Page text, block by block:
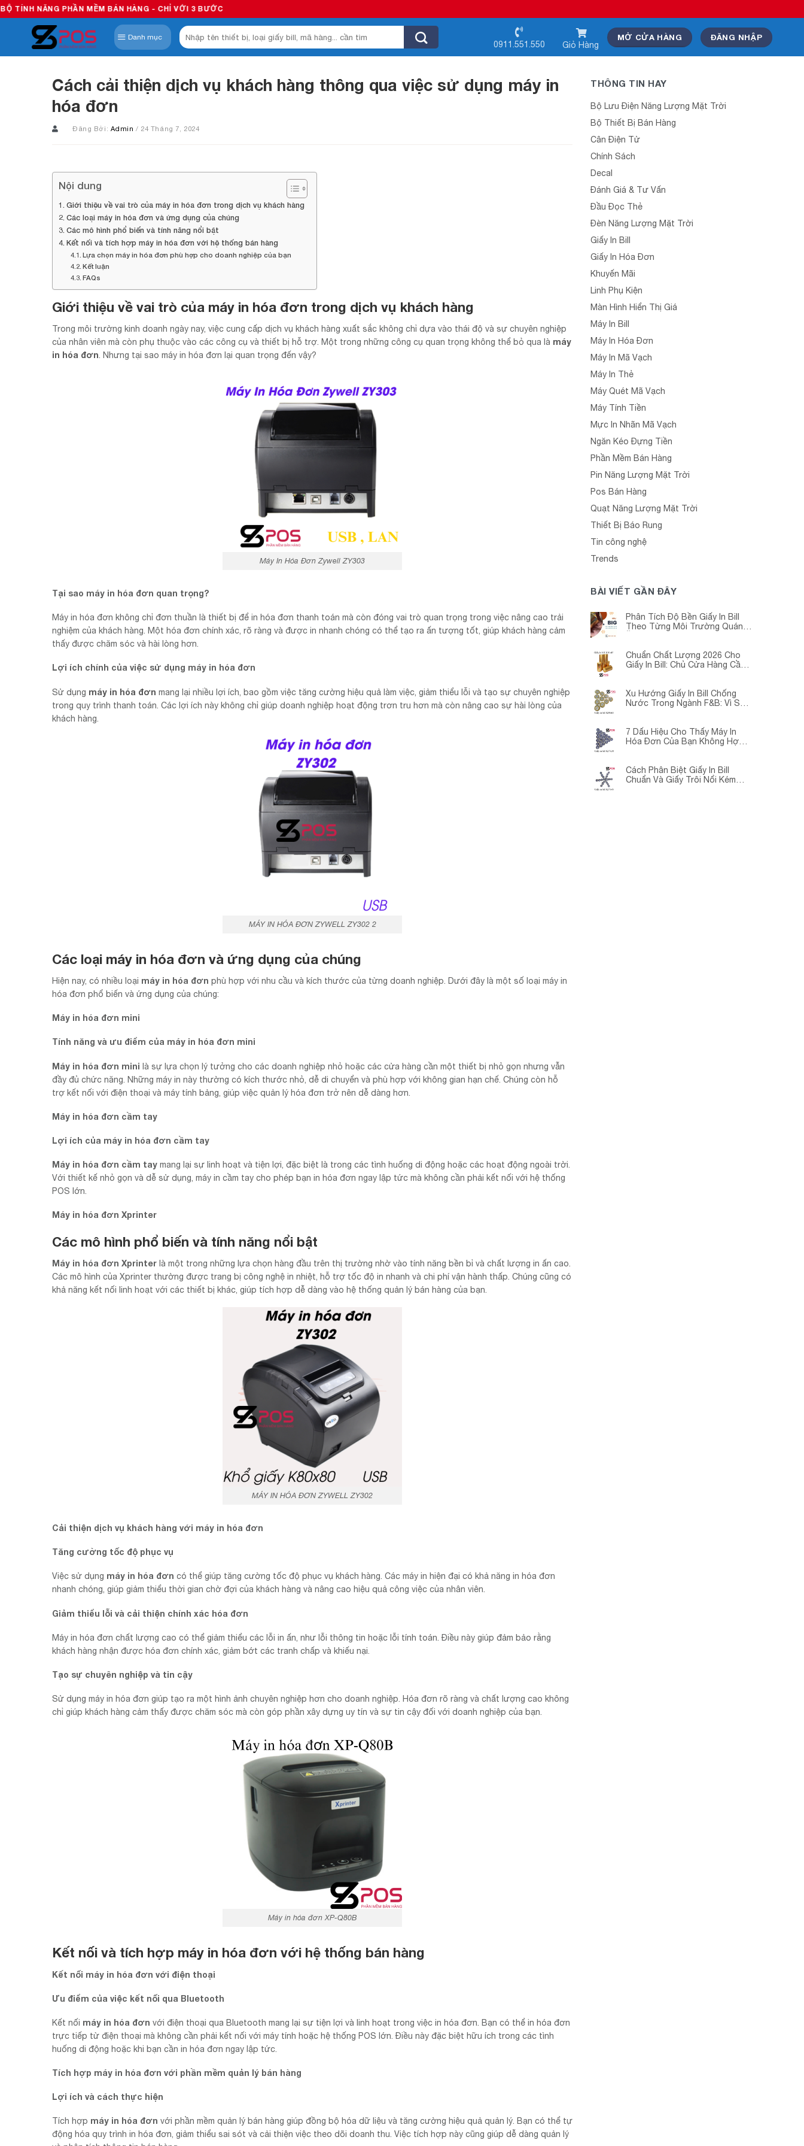
Skip
to
content
MỀM BÁN HÀNG - CHỈ VỚI 3 BƯỚC
Danh mục
Tìm
kiếm:
0911.551.550 Giỏ Hàng
MỞ CỬA HÀNG ĐĂNG NHẬP
Cách cải thiện dịch vụ khách hàng thông qua việc sử dụng máy in
hóa đơn
Đăng Bởi: Admin / 24 Tháng 7, 2024
Nội dung
Giới thiệu về vai trò của máy in hóa đơn trong dịch vụ khách hàng
Các loại máy in hóa đơn và ứng dụng của chúng
Các mô hình phổ biến và tính năng nổi bật
Kết nối và tích hợp máy in hóa đơn với hệ thống bán hàng
Lựa chọn máy in hóa đơn phù hợp cho doanh nghiệp của bạn
Kết luận
FAQs
Giới thiệu về vai trò của máy in hóa đơn trong dịch vụ khách hàng
Trong môi trường kinh doanh ngày nay, việc cung cấp dịch vụ khách hàng xuất sắc không chỉ dựa vào thái độ và sự chuyên nghiệp
của nhân viên mà còn phụ thuộc vào các công cụ và thiết bị hỗ trợ. Một trong những công cụ quan trọng không thể bỏ qua là máy
in hóa đơn . Nhưng tại sao máy in hóa đơn lại quan trọng đến vậy?
Máy In Hóa Đơn Zywell ZY303
Tại sao máy in hóa đơn quan trọng?
Máy in hóa đơn không chỉ đơn thuần là thiết bị để in hóa đơn thanh toán mà còn đóng vai trò quan trọng trong việc nâng cao trải
nghiệm của khách hàng. Một hóa đơn chính xác, rõ ràng và được in nhanh chóng có thể tạo ra ấn tượng tốt, giúp khách hàng cảm
thấy được chăm sóc và hài lòng hơn.
Lợi ích chính của việc sử dụng máy in hóa đơn
Sử dụng máy in hóa đơn mang lại nhiều lợi ích, bao gồm việc tăng cường hiệu quả làm việc, giảm thiểu lỗi và tạo sự chuyên nghiệp
trong quy trình thanh toán. Các lợi ích này không chỉ giúp doanh nghiệp hoạt động trơn tru hơn mà còn nâng cao sự hài lòng của
khách hàng.
MÁY IN HÓA ĐƠN ZYWELL ZY302 2
Các loại máy in hóa đơn và ứng dụng của chúng
Hiện nay, có nhiều loại máy in hóa đơn phù hợp với nhu cầu và kích thước của từng doanh nghiệp. Dưới đây là một số loại máy in
hóa đơn phổ biến và ứng dụng của chúng:
Máy in hóa đơn mini
Tính năng và ưu điểm của máy in hóa đơn mini
Máy in hóa đơn mini là sự lựa chọn lý tưởng cho các doanh nghiệp nhỏ hoặc các cửa hàng cần một thiết bị nhỏ gọn nhưng vẫn
đầy đủ chức năng. Những máy in này thường có kích thước nhỏ, dễ di chuyển và phù hợp với không gian hạn chế. Chúng còn hỗ
trợ kết nối với điện thoại và máy tính bảng, giúp việc quản lý hóa đơn trở nên dễ dàng hơn.
Máy in hóa đơn cầm tay
Lợi ích của máy in hóa đơn cầm tay
Máy in hóa đơn cầm tay mang lại sự linh hoạt và tiện lợi, đặc biệt là trong các tình huống di động hoặc các hoạt động ngoài trời.
Với thiết kế nhỏ gọn và dễ sử dụng, máy in cầm tay cho phép bạn in hóa đơn ngay lập tức mà không cần phải kết nối với hệ thống
POS lớn.
Máy in hóa đơn Xprinter
Các mô hình phổ biến và tính năng nổi bật
Máy in hóa đơn Xprinter là một trong những lựa chọn hàng đầu trên thị trường nhờ vào tính năng bền bỉ và chất lượng in ấn cao.
Các mô hình của Xprinter thường được trang bị công nghệ in nhiệt, hỗ trợ tốc độ in nhanh và chi phí vận hành thấp. Chúng cũng có
khả năng kết nối linh hoạt với các thiết bị khác, giúp tích hợp dễ dàng vào hệ thống quản lý bán hàng của bạn.
MÁY IN HÓA ĐƠN ZYWELL ZY302
Cải thiện dịch vụ khách hàng với máy in hóa đơn
Tăng cường tốc độ phục vụ
Việc sử dụng máy in hóa đơn có thể giúp tăng cường tốc độ phục vụ khách hàng. Các máy in hiện đại có khả năng in hóa đơn
nhanh chóng, giúp giảm thiểu thời gian chờ đợi của khách hàng và nâng cao hiệu quả công việc của nhân viên.
Giảm thiểu lỗi và cải thiện chính xác hóa đơn
Máy in hóa đơn chất lượng cao có thể giảm thiểu các lỗi in ấn, như lỗi thông tin hoặc lỗi tính toán. Điều này giúp đảm bảo rằng
khách hàng nhận được hóa đơn chính xác, giảm bớt các tranh chấp và khiếu nại.
Tạo sự chuyên nghiệp và tin cậy
Sử dụng máy in hóa đơn giúp tạo ra một hình ảnh chuyên nghiệp hơn cho doanh nghiệp. Hóa đơn rõ ràng và chất lượng cao không
chỉ giúp khách hàng cảm thấy được chăm sóc mà còn góp phần xây dựng uy tín và sự tin cậy đối với doanh nghiệp của bạn.
Máy in hóa đơn XP-Q80B
Kết nối và tích hợp máy in hóa đơn với hệ thống bán hàng
Kết nối máy in hóa đơn với điện thoại
Ưu điểm của việc kết nối qua Bluetooth
Kết nối máy in hóa đơn với điện thoại qua Bluetooth mang lại sự tiện lợi và linh hoạt trong việc in hóa đơn. Bạn có thể in hóa đơn
trực tiếp từ điện thoại mà không cần phải kết nối với máy tính hoặc hệ thống POS lớn. Điều này đặc biệt hữu ích trong các tình
huống di động hoặc khi bạn cần in hóa đơn ngay lập tức.
Tích hợp máy in hóa đơn với phần mềm quản lý bán hàng
Lợi ích và cách thực hiện
Tích hợp máy in hóa đơn với phần mềm quản lý bán hàng giúp đồng bộ hóa dữ liệu và tăng cường hiệu quả quản lý. Bạn có thể tự
động hóa quy trình in hóa đơn, giảm thiểu sai sót và cải thiện việc theo dõi doanh thu. Việc tích hợp này cũng giúp dễ dàng quản lý
THÔNG TIN HAY
Bộ Lưu Điện Năng Lượng Mặt Trời
Bộ Thiết Bị Bán Hàng
Cân Điện Tử
Chính Sách
Decal
Đánh Giá & Tư Vấn
Đầu Đọc Thẻ
Đèn Năng Lượng Mặt Trời
Giấy In Bill
Giấy In Hóa Đơn
Khuyến Mãi
Linh Phụ Kiện
Màn Hình Hiển Thị Giá
Máy In Bill
Máy In Hóa Đơn
Máy In Mã Vạch
Máy In Thẻ
Máy Quét Mã Vạch
Máy Tính Tiền
Mực In Nhãn Mã Vạch
Ngăn Kéo Đựng Tiền
Phần Mềm Bán Hàng
Pin Năng Lượng Mặt Trời
Pos Bán Hàng
Quạt Năng Lượng Mặt Trời
Thiết Bị Báo Rung
Tin công nghệ
Trends
BÀI VIẾT GẦN ĐÂY
Phân Tích Độ Bền Giấy In Bill
Theo Từng Môi Trường Quán
Chuẩn Chất Lượng 2026 Cho
Giấy In Bill: Chủ Cửa Hàng Cần
Xu Hướng Giấy In Bill Chống
Nước Trong Ngành F&B: Vì Sao
7 Dấu Hiệu Cho Thấy Máy In
Hóa Đơn Của Bạn Không Hợp
Cách Phân Biệt Giấy In Bill
Chuẩn Và Giấy Trôi Nổi Kém